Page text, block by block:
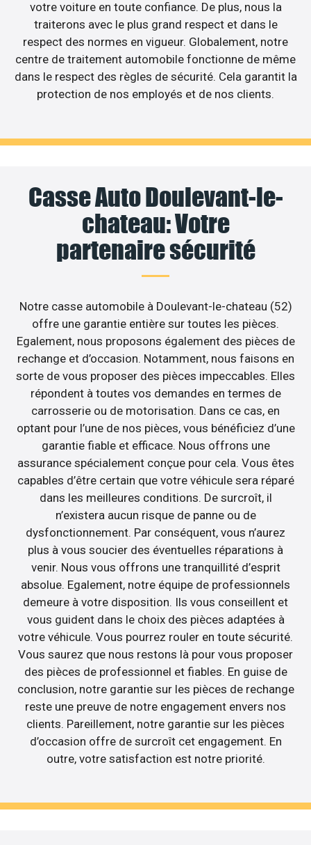
votre voiture en toute confiance. De plus, nous la
traiterons avec le plus grand respect et dans le
respect des normes en vigueur. Globalement, notre
centre de traitement automobile fonctionne de même
dans le respect des règles de sécurité. Cela garantit la
protection de nos employés et de nos clients.
Casse Auto Doulevant-le-
chateau: Votre
partenaire sécurité
Notre casse automobile à Doulevant-le-chateau (52)
offre une garantie entière sur toutes les pièces.
Egalement, nous proposons également des pièces de
rechange et d’occasion. Notamment, nous faisons en
sorte de vous proposer des pièces impeccables. Elles
répondent à toutes vos demandes en termes de
carrosserie ou de motorisation. Dans ce cas, en
optant pour l’une de nos pièces, vous bénéficiez d’une
garantie fiable et efficace. Nous offrons une
assurance spécialement conçue pour cela. Vous êtes
capables d’être certain que votre véhicule sera réparé
dans les meilleures conditions. De surcroît, il
n’existera aucun risque de panne ou de
dysfonctionnement. Par conséquent, vous n’aurez
plus à vous soucier des éventuelles réparations à
venir. Nous vous offrons une tranquillité d’esprit
absolue. Egalement, notre équipe de professionnels
demeure à votre disposition. Ils vous conseillent et
vous guident dans le choix des pièces adaptées à
votre véhicule. Vous pourrez rouler en toute sécurité.
Vous saurez que nous restons là pour vous proposer
des pièces de professionnel et fiables. En guise de
conclusion, notre garantie sur les pièces de rechange
reste une preuve de notre engagement envers nos
clients. Pareillement, notre garantie sur les pièces
d’occasion offre de surcroît cet engagement. En
outre, votre satisfaction est notre priorité.